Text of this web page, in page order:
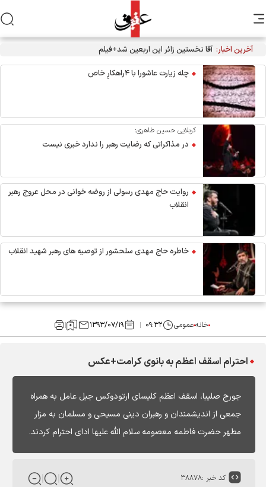
آخرین اخبار: آقا نخستین زائر این اربعین شد+فیلم
چله زیارت عاشورا با ۴راهکارِ خاص
کربلایی حسین طاهری:
در مذاکراتی که رضایت رهبر را ندارد خبری نیست
روایت حاج مهدی رسولی از روضه خوانی در محل عروج رهبر
انقلاب
خاطره حاج مهدی سلحشور از توصیه های رهبر شهید انقلاب
خانهعمومی ۰۹:۳۲ ۱۳۹۳/۰۷/۱۹
احترام اسقف اعظم به بانوی کرامت+عکس
جورج صلیبا، اسقف اعظم کلیسای ارتودوکس جبل عامل به همراه
جمعی از اندیشمندان و رهبران دینی مسیحی و مسلمان به مزار
مطهر حضرت فاطمه معصومه سلام الله علیها ادای احترام کردند.
کد خبر :۳۸۸۷۸